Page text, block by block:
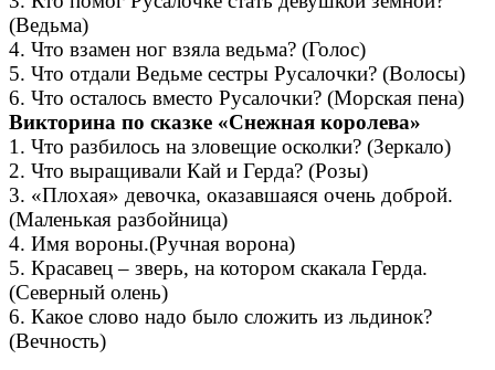
(Ведьма)
4. Что взамен ног взяла ведьма? (Голос)
5. Что отдали Ведьме сестры Русалочки? (Волосы)
6. Что осталось вместо Русалочки? (Морская пена)
Викторина по сказке «Снежная королева»
1. Что разбилось на зловещие осколки? (Зеркало)
2. Что выращивали Кай и Герда? (Розы)
3. «Плохая» девочка, оказавшаяся очень доброй.
(Маленькая разбойница)
4. Имя вороны.(Ручная ворона)
5. Красавец – зверь, на котором скакала Герда.
(Северный олень)
6. Какое слово надо было сложить из льдинок?
(Вечность)